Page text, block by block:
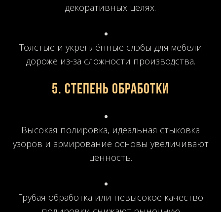
декоративных целях.
Толстые и укреплённые слэбы для мебели
дороже из-за сложности производства.
5. Степень обработки
Высокая полировка, идеальная стыковка
узоров и армирование основы увеличивают
ценность.
Грубая обработка или невысокое качество